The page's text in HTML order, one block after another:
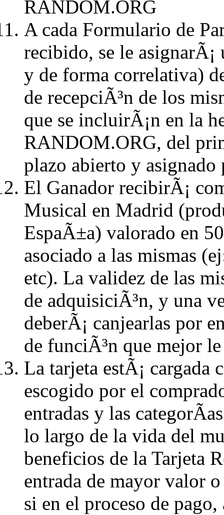
RANDOM.ORG
A cada Formulario de
recibido, se le
y de forma correlativa)
de recepciÃ³n de los
que se incluirÃ¡n en la
RANDOM.ORG, del
plazo abierto y asignado
El Ganador recibirÃ¡
Musical en Madrid
EspaÃ±a) valorado en
asociado a las mismas
etc). La validez de las
de adquisiciÃ³n, y una
deberÃ¡ canjearlas por
de funciÃ³n que mejor
La tarjeta estÃ¡ cargada
escogido por el
entradas y las
lo largo de la vida del
beneficios de la Tarjeta
entrada de mayor valor
si en el proceso de